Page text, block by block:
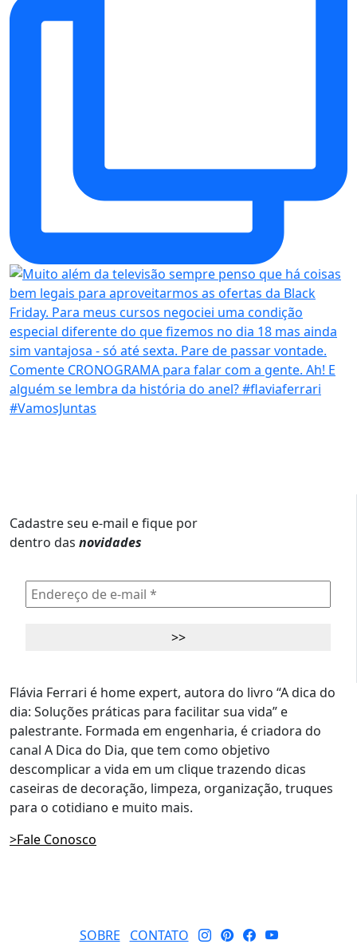
Cadastre seu e-mail e fique por
dentro das novidades
Flávia Ferrari é home expert, autora do livro “A dica do
dia: Soluções práticas para facilitar sua vida” e
palestrante. Formada em engenharia, é criadora do
canal A Dica do Dia, que tem como objetivo
descomplicar a vida em um clique trazendo dicas
caseiras de decoração, limpeza, organização, truques
para o cotidiano e muito mais.
>Fale Conosco
SOBRE
CONTATO